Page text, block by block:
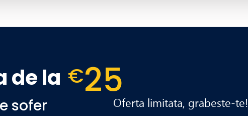
de la €25
sofer Oferta limitata, grabeste-te!